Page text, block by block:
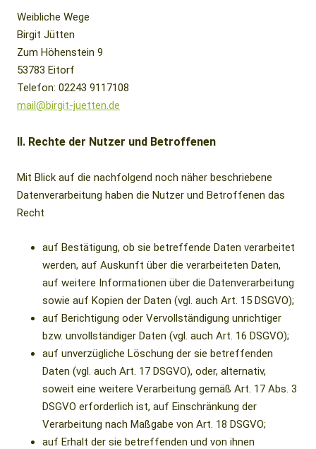
Weibliche Wege
Birgit Jütten
Zum Höhenstein 9
53783 Eitorf
Telefon: 02243 9117108
mail@birgit-juetten.de
II. Rechte der Nutzer und Betroffenen
Mit Blick auf die nachfolgend noch näher beschriebene
Datenverarbeitung haben die Nutzer und Betroffenen das
Recht
auf Bestätigung, ob sie betreffende Daten verarbeitet
werden, auf Auskunft über die verarbeiteten Daten,
auf weitere Informationen über die Datenverarbeitung
sowie auf Kopien der Daten (vgl. auch Art. 15 DSGVO);
auf Berichtigung oder Vervollständigung unrichtiger
bzw. unvollständiger Daten (vgl. auch Art. 16 DSGVO);
auf unverzügliche Löschung der sie betreffenden
Daten (vgl. auch Art. 17 DSGVO), oder, alternativ,
soweit eine weitere Verarbeitung gemäß Art. 17 Abs. 3
DSGVO erforderlich ist, auf Einschränkung der
Verarbeitung nach Maßgabe von Art. 18 DSGVO;
auf Erhalt der sie betreffenden und von ihnen